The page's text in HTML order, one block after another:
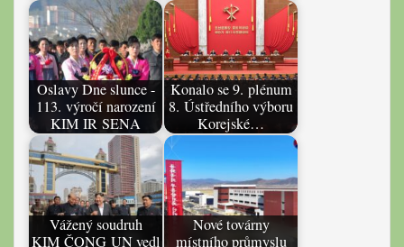
Oslavy Dne slunce -
113. výročí narození
KIM IR SENA
Konalo se 9. plénum
8. Ústředního výboru
Korejské…
Vážený soudruh
KIM ČONG UN vedl
Nové továrny
místního průmyslu